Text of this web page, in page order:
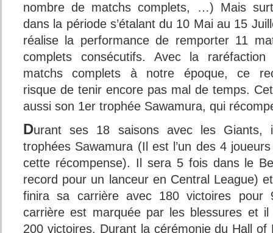
nombre de matchs complets, …) Mais
dans la période s’étalant du 10 Mai au 15
réalise la performance de remporter 11
complets consécutifs. Avec la raréfaction
matchs complets à notre époque, ce
risque de tenir encore pas mal de temps.
aussi son 1er trophée Sawamura, qui
Durant ses 18 saisons avec les Giants,
trophées Sawamura (Il est l’un des 4
cette récompense). Il sera 5 fois dans le
record pour un lanceur en Central League)
finira sa carrière avec 180 victoires
carrière est marquée par les blessures et
200 victoires. Durant la cérémonie du Hall of